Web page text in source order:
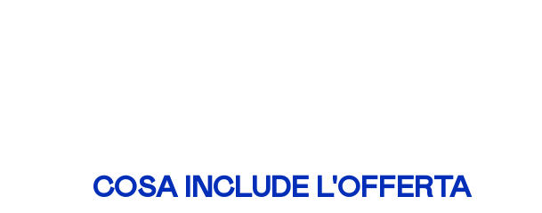
COSA INCLUDE L'OFFERTA